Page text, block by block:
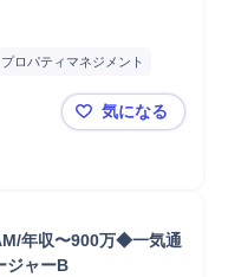
プロパティマネジメント
マンション
気になる
年収〜900万◆一気通
ジャーB